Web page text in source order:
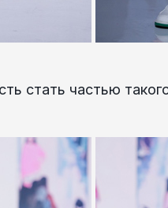
стать частью